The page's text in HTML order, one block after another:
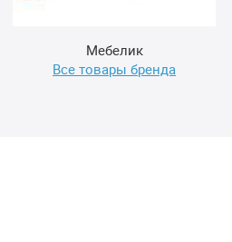
Мебелик
Все товары бренда